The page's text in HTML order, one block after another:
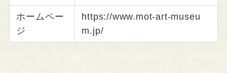
ホームペー
ジ
https://www.mot-art-museu
m.jp/